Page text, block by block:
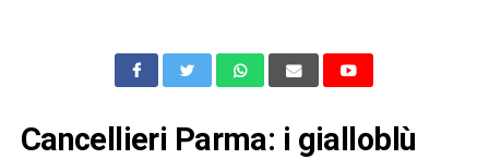
Cancellieri Parma: i gialloblù